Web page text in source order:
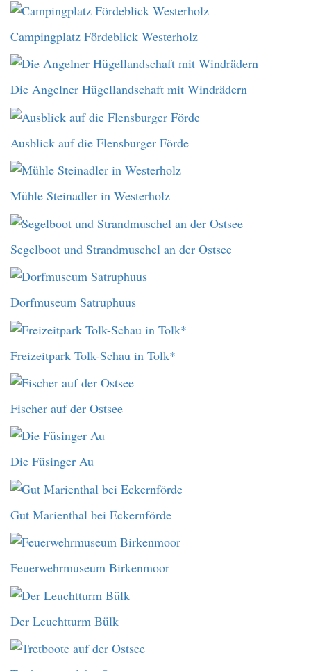
Campingplatz Fördeblick Westerholz
Die Angelner Hügellandschaft mit Windrädern
Ausblick auf die Flensburger Förde
Mühle Steinadler in Westerholz
Segelboot und Strandmuschel an der Ostsee
Dorfmuseum Satruphuus
Freizeitpark Tolk-Schau in Tolk*
Fischer auf der Ostsee
Die Füsinger Au
Gut Marienthal bei Eckernförde
Feuerwehrmuseum Birkenmoor
Der Leuchtturm Bülk